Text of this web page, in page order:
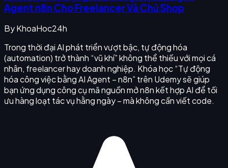
Agent n8n Cho Freelancer Và Chủ Shop
ByKhoaHoc24h
Trong thời đại AI phát triển vượt bậc, tự động hóa
(automation) trở thành “vũ khí” không thể thiếu với mọi cá
nhân, freelancer hay doanh nghiệp. Khóa học “Tự động
hóa công việc bằng AI Agent – n8n” trên Udemy sẽ giúp
bạn ứng dụng công cụ mã nguồn mở n8n kết hợp AI để tối
ưu hàng loạt tác vụ hằng ngày – mà không cần viết code.